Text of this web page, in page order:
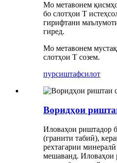
Мо метавонем
бо слотҳои T
гирифтани
гиред.
Мо метавонем
слотҳои Т созем.
пурсиштафсилот
Воридҳои
Иловаҳои риштадор
(гранити табиӣ),
рехтагарии
мешаванд. Иловаҳои